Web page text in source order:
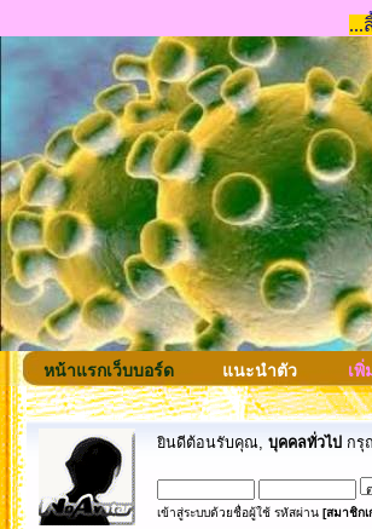
หน้าแรกเว็บบอร์ด แนะนำตัว เ
ยินดีต้อนรับคุณ, บุคคลทั่วไป กรุ
เข้าสู่ระบบด้วยชื่อผู้ใช้ รหัสผ่าน [สมาชิกเ